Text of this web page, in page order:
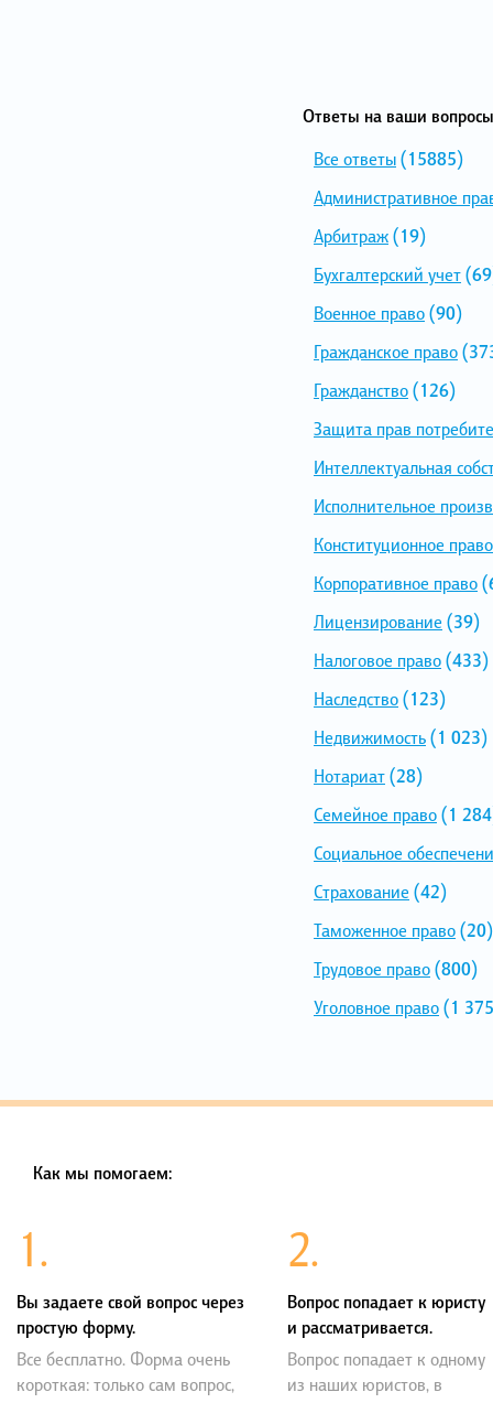
Ответы на ваши
Все ответы(15885)
Административное
Арбитраж(19)
Бухгалтерский учет
Военное право(90)
Гражданское право
Гражданство(126)
Защита прав
Интеллектуальная
Исполнительное
Конституционное право
Корпоративное право
Лицензирование (39)
Налоговое право(433)
Наследство(123)
Недвижимость(1 023)
Нотариат(28)
Семейное право(1
Социальное
Страхование (42)
Таможенное право(20)
Трудовое право(800)
Уголовное право(1
Как мы помогаем:
1.
Вы задаете свой вопрос через
простую форму.
Все бесплатно. Форма очень
короткая: только сам вопрос,
2.
Вопрос попадает к юристу
и рассматривается.
Вопрос попадает к одному
из наших юристов, в